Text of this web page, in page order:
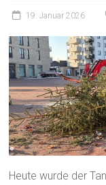
19. Januar 2026
Heute wurde der